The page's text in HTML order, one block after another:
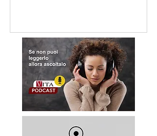
piccola, quasi invisibile, che attraversa
una terrazza bianca mentre il sole si
abbassa dietro i tetti assolati del Sud e
l’aria ritrova una cadenza più morbida.
Le sedie si spostano piano sul
pavimento caldo. Una tovaglia si
gonfia appena sotto il vento della sera.
Il s